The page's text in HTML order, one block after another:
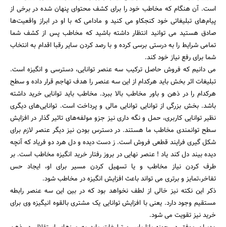
جستجو
است. آن هنگام که مخاطب خود را برای کشف محتوای پنهان شده در برخی از
پیام‌های تبلیغاتی خود کنجکاو می کنید و مادامی که با او در ابراز واقعیت‌ها
صادق هستید می توانید انتظار داشته باشید که مخاطب پس از کشف شما
تمامی شرایط را به درستی برسی کرده و با رصد کردن سایر رقبا اقدام به انتخاب
شما برای رفع نیاز خود کند.
می دانیم که فروش حاصل ترکیب سه عنصر توانایی، دسترسی و انگیزه است.
تبلیغات اثر بخش باید هرکدام از این سه عنصر را هدف تهاجم قرار داده و سطح
هرکدام را در ذهن و باور مخاطب بالا ببرد. مخاطب باید توانایی خرید داشته
باشد. بخش بزرگی از توانایی توانایی مالی و پرداخت است. توانایی‌های دیگری
نظیر توانایی کاربری، حمل و نگه داری نیز جزو مولفه‌های تاثیر گذار در افزایش
سطح توانمندی مخاطب ما هستند. در دسترس بودن نیز دیگر عنصر لازم برای
شکل گیری فرایند قطعی فروش است. ز دست دیده و دل هرد دو فریاد که آنچه
دیده بیند دل کند یاد ! عنصر نهایی در بروز رفتار خرید انگیزه مخاطب است. بر
طرف کردن نیاز مخاطب و یا تسهیل کردن مسیر برای او، ایجاد حس
تفاخر،تمایز و برتری می تواند باعث افزایش انگیزه در مخاطب شود.
ذکر این نکته نیز خالی از لطف نخواهد بود که در بین این سه عنصر رابطه
مستقیم وجود دارد. یعنی با افزایش توانایی یک مشتری بالقوه انیگیزه وی برای
خرید نیز تقویت می شود.